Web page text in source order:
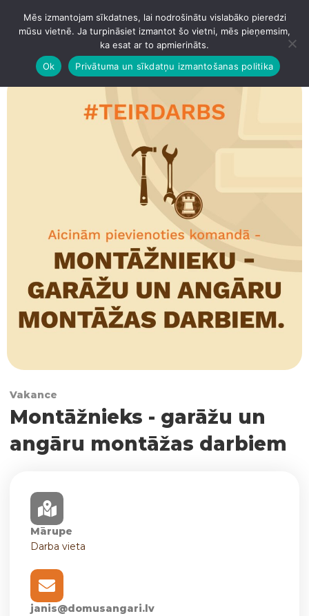
IZVĒLNE
Vakance
Montāžnieks - garāžu un
angāru montāžas darbiem
Mārupe
Darba vieta
janis@domusangari.lv
Mēs izmantojam sīkdatnes, lai nodrošinātu vislabāko pieredzi
mūsu vietnē. Ja turpināsiet izmantot šo vietni, mēs pieņemsim,
ka esat ar to apmierināts.
Ok
Privātuma un sīkdatņu izmantošanas politika